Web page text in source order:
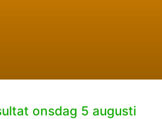
onsdag 5 augusti